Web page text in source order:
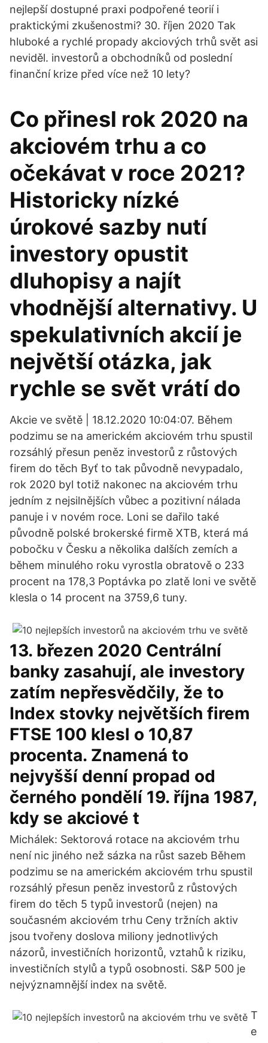
nejlepší dostupné praxi podpořené teorií i
praktickými zkušenostmi? 30. říjen 2020 Tak
hluboké a rychlé propady akciových trhů svět asi
neviděl. investorů a obchodníků od poslední
finanční krize před více než 10 lety?
Co přinesl rok 2020 na
akciovém trhu a co
očekávat v roce 2021?
Historicky nízké
úrokové sazby nutí
investory opustit
dluhopisy a najít
vhodnější alternativy. U
spekulativních akcií je
největší otázka, jak
rychle se svět vrátí do
Akcie ve světě | 18.12.2020 10:04:07. Během
podzimu se na americkém akciovém trhu spustil
rozsáhlý přesun peněz investorů z růstových
firem do těch Byť to tak původně nevypadalo,
rok 2020 byl totiž nakonec na akciovém trhu
jedním z nejsilnějších vůbec a pozitivní nálada
panuje i v novém roce. Loni se dařilo také
původně polské brokerské firmě XTB, která má
pobočku v Česku a několika dalších zemích a
během minulého roku vyrostla obratově o 233
procent na 178,3 Poptávka po zlatě loni ve světě
klesla o 14 procent na 3759,6 tuny.
13. březen 2020 Centrální
banky zasahují, ale investory
zatím nepřesvědčily, že to
Index stovky největších firem
FTSE 100 klesl o 10,87
procenta. Znamená to
nejvyšší denní propad od
černého pondělí 19. října 1987,
kdy se akciové t
Michálek: Sektorová rotace na akciovém trhu
není nic jiného než sázka na růst sazeb Během
podzimu se na americkém akciovém trhu spustil
rozsáhlý přesun peněz investorů z růstových
firem do těch 5 typů investorů (nejen) na
současném akciovém trhu Ceny tržních aktiv
jsou tvořeny doslova miliony jednotlivých
názorů, investičních horizontů, vztahů k riziku,
investičních stylů a typů osobnosti. S&P 500 je
nejvýznamnější index na světě.
T
e